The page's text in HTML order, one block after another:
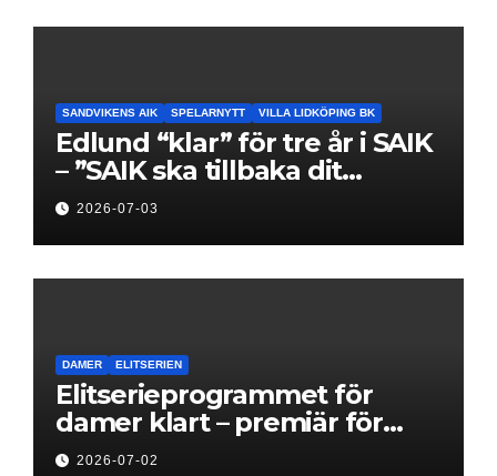
SANDVIKENS AIK SPELARNYTT VILLA LIDKÖPING BK
Edlund “klar” för tre år i SAIK
– ”SAIK ska tillbaka dit
klubben hör hemma”
2026-07-03
DAMER ELITSERIEN
Elitserieprogrammet för
damer klart – premiär för
Next Level
2026-07-02